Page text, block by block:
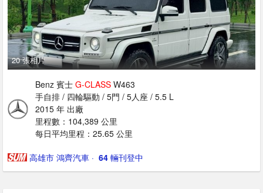
20 張相片
Benz 賓士 G-CLASS W463
手自排 / 四輪驅動 / 5門 / 5人座 / 5.5 L
2015 年 出廠
里程數：104,389 公里
每日平均里程：25.65 公里
高雄市 鴻齊汽車 · ‎ 64 輛刊登中